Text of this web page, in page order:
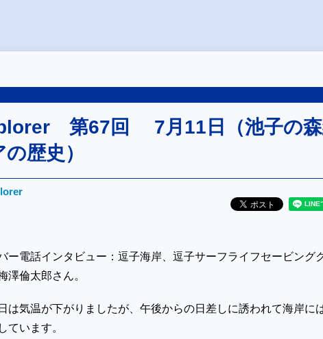
第67回 7月11日（池子の
歴史）
ー電話インタビュー：逗子海岸、逗子サーフライフセービング
澤倫太郎さん。
は気温が下がりましたが、午後からの日差しに誘われて海岸に
ています。